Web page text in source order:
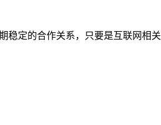
稳定的合作关系，只要是互联网相